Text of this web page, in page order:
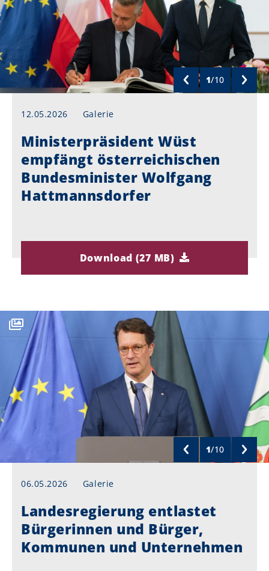
1/10
12.05.2026 Galerie
Ministerpräsident Wüst
empfängt österreichischen
Bundesminister Wolfgang
Hattmannsdorfer
Download (27 MB)
1/10
06.05.2026 Galerie
Landesregierung entlastet
Bürgerinnen und Bürger,
Kommunen und Unternehmen